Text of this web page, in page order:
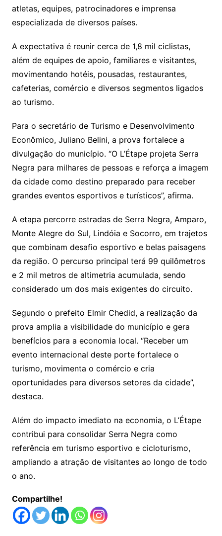
atletas, equipes, patrocinadores e imprensa
especializada de diversos países.
A expectativa é reunir cerca de 1,8 mil ciclistas,
além de equipes de apoio, familiares e visitantes,
movimentando hotéis, pousadas, restaurantes,
cafeterias, comércio e diversos segmentos ligados
ao turismo.
Para o secretário de Turismo e Desenvolvimento
Econômico, Juliano Belini, a prova fortalece a
divulgação do município. “O L’Étape projeta Serra
Negra para milhares de pessoas e reforça a imagem
da cidade como destino preparado para receber
grandes eventos esportivos e turísticos”, afirma.
A etapa percorre estradas de Serra Negra, Amparo,
Monte Alegre do Sul, Lindóia e Socorro, em trajetos
que combinam desafio esportivo e belas paisagens
da região. O percurso principal terá 99 quilômetros
e 2 mil metros de altimetria acumulada, sendo
considerado um dos mais exigentes do circuito.
Segundo o prefeito Elmir Chedid, a realização da
prova amplia a visibilidade do município e gera
benefícios para a economia local. “Receber um
evento internacional deste porte fortalece o
turismo, movimenta o comércio e cria
oportunidades para diversos setores da cidade”,
destaca.
Além do impacto imediato na economia, o L’Étape
contribui para consolidar Serra Negra como
referência em turismo esportivo e cicloturismo,
ampliando a atração de visitantes ao longo de todo
o ano.
Compartilhe!